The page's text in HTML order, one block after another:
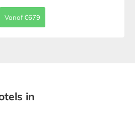
Vanaf €679
in